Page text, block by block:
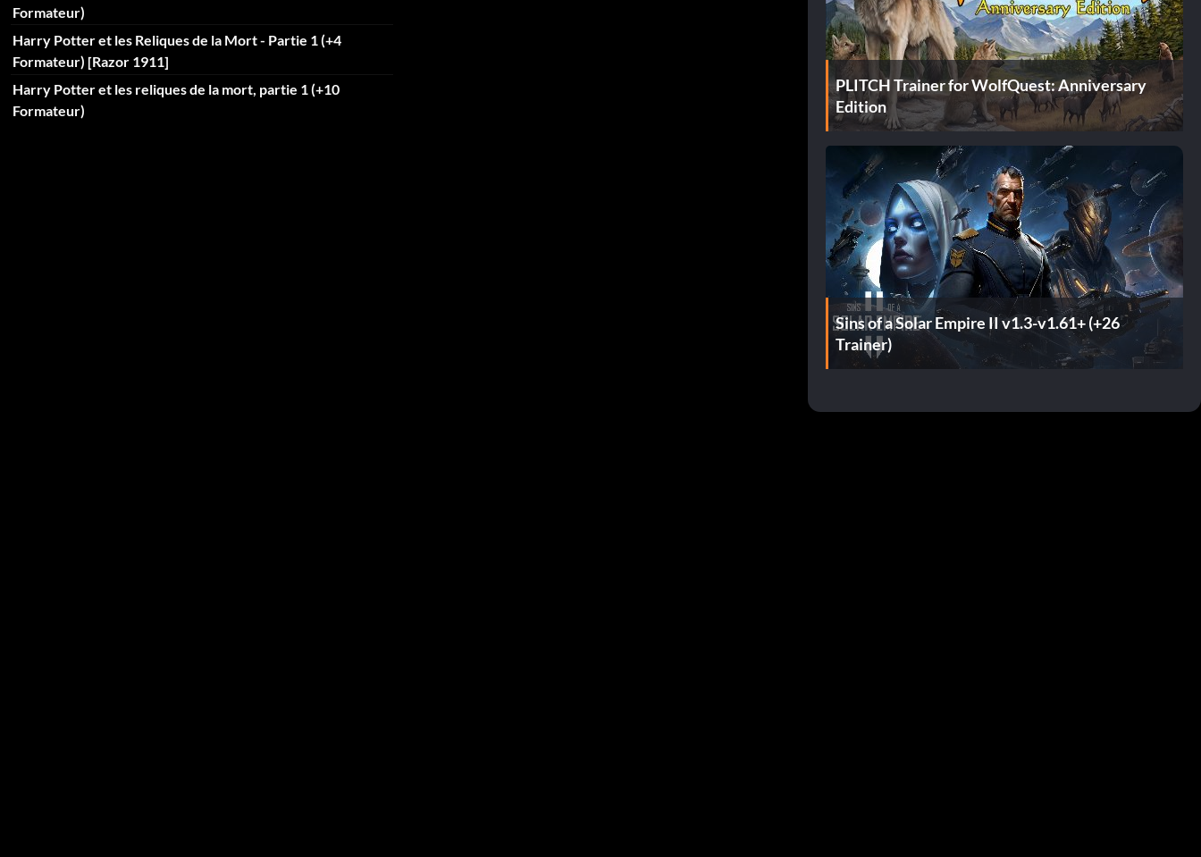
Formateur)
Harry Potter et les Reliques de la Mort - Partie 1 (+4
Formateur) [Razor 1911]
Harry Potter et les reliques de la mort, partie 1 (+10
Formateur)
PLITCH Trainer for WolfQuest: Anniversary
Edition
Sins of a Solar Empire II v1.3-v1.61+ (+26
Trainer)